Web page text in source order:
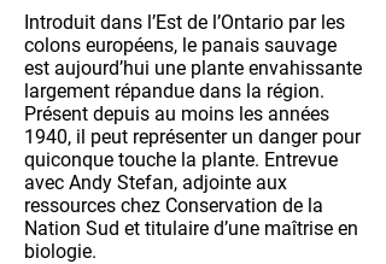
Introduit dans l’Est de l’Ontario par les
colons européens, le panais sauvage
est aujourd’hui une plante envahissante
largement répandue dans la région.
Présent depuis au moins les années
1940, il peut représenter un danger pour
quiconque touche la plante. Entrevue
avec Andy Stefan, adjointe aux
ressources chez Conservation de la
Nation Sud et titulaire d’une maîtrise en
biologie.